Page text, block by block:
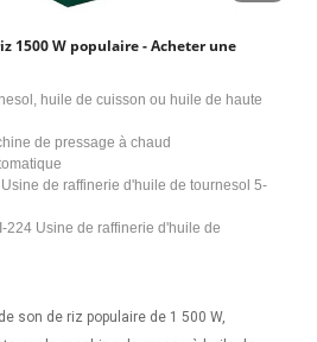
1500 W populaire - Acheter une
huile de cuisson ou huile de haute
de pressage à chaud
de raffinerie d'huile de tournesol 5-
224 Usine de raffinerie d'huile de
son de riz populaire de 1 500 W,